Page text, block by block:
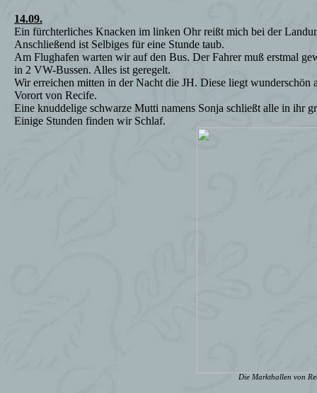
14.09.
Ein fürchterliches Knacken im linken Ohr reißt mich bei der
Anschließend ist Selbiges für eine Stunde taub.
Am Flughafen warten wir auf den Bus. Der Fahrer muß erstmal
in 2 VW-Bussen. Alles ist geregelt.
Wir erreichen mitten in der Nacht die JH. Diese liegt wunderschön
Vorort von Recife.
Eine knuddelige schwarze Mutti namens Sonja schließt alle in ihr
Einige Stunden finden wir Schlaf.
Die Markthallen von